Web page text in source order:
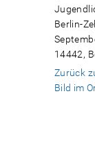
Berlin-
14442,
Zurück
Bild im